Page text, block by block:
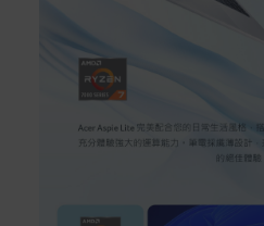
付款方式
本網站提供以下付款方式：
信用卡一次付清：支援
率/滿1萬享3期0利率/滿3